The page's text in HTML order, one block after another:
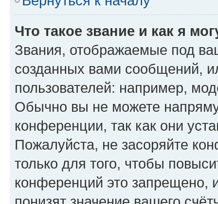
Что такое звание и как я
Звания, отображаемые под
созданных вами сообщений,
пользователей: например,
Обычно вы не можете
конференции, так как они
Пожалуйста, не засоряйте
только для того, чтобы
конференций это запрещено,